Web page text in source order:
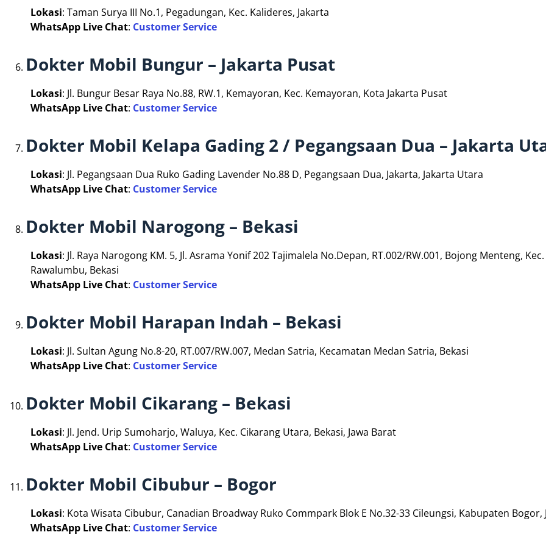
Lokasi: Taman Surya III No.1, Pegadungan, Kec. Kalideres, Jakarta
WhatsApp Live Chat: Customer Service
Dokter Mobil Bungur – Jakarta Pusat
Lokasi: Jl. Bungur Besar Raya No.88, RW.1, Kemayoran, Kec. Kemayoran, Kota Jakarta Pusat
WhatsApp Live Chat: Customer Service
Dokter Mobil Kelapa Gading 2 / Pegangsaan Dua – Jakarta
Lokasi: Jl. Pegangsaan Dua Ruko Gading Lavender No.88 D, Pegangsaan Dua, Jakarta, Jakarta Utara
WhatsApp Live Chat: Customer Service
Dokter Mobil Narogong – Bekasi
Lokasi: Jl. Raya Narogong KM. 5, Jl. Asrama Yonif 202 Tajimalela No.Depan, RT.002/RW.001, Bojong Menteng, Kec.
Rawalumbu, Bekasi
WhatsApp Live Chat: Customer Service
Dokter Mobil Harapan Indah – Bekasi
Lokasi: Jl. Sultan Agung No.8-20, RT.007/RW.007, Medan Satria, Kecamatan Medan Satria, Bekasi
WhatsApp Live Chat: Customer Service
Dokter Mobil Cikarang – Bekasi
Lokasi: Jl. Jend. Urip Sumoharjo, Waluya, Kec. Cikarang Utara, Bekasi, Jawa Barat
WhatsApp Live Chat: Customer Service
Dokter Mobil Cibubur – Bogor
Lokasi: Kota Wisata Cibubur, Canadian Broadway Ruko Commpark Blok E No.32-33 Cileungsi, Kabupaten Bogor,
WhatsApp Live Chat: Customer Service